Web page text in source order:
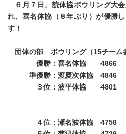
６月７日、読体協ボウリング大
れ、喜名体協（８年ぶり）が優勝
す！
団体の部 ボウリング（15チーム
優勝：喜名体協 4866
準優勝：渡慶次体協 4846
３位：波平体協 4801
４位：瀬名波体協 4758